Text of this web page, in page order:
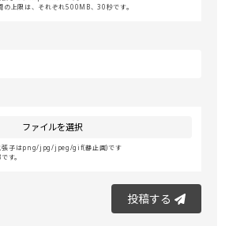
の上限は、それぞれ500MB、30秒です。
ファイルを選択
張子はpng/jpg/jpeg/gif(静止画)です
す。
投稿する